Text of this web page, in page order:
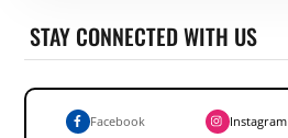
STAY CONNECTED WITH US
Facebook Instagram